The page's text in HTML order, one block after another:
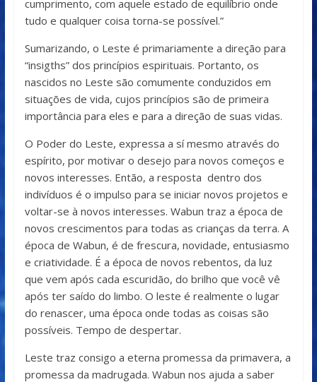
cumprimento, com aquele estado de equilíbrio onde
tudo e qualquer coisa torna-se possível.”
Sumarizando, o Leste é primariamente a direção para
“insigths” dos princípios espirituais. Portanto, os
nascidos no Leste são comumente conduzidos em
situações de vida, cujos princípios são de primeira
importância para eles e para a direção de suas vidas.
O Poder do Leste, expressa a sí mesmo através do
espírito, por motivar o desejo para novos começos e
novos interesses. Então, a resposta dentro dos
indivíduos é o impulso para se iniciar novos projetos e
voltar-se à novos interesses. Wabun traz a época de
novos crescimentos para todas as crianças da terra. A
época de Wabun, é de frescura, novidade, entusiasmo
e criatividade. É a época de novos rebentos, da luz
que vem após cada escuridão, do brilho que você vê
após ter saído do limbo. O leste é realmente o lugar
do renascer, uma época onde todas as coisas são
possíveis. Tempo de despertar.
Leste traz consigo a eterna promessa da primavera, a
promessa da madrugada. Wabun nos ajuda a saber